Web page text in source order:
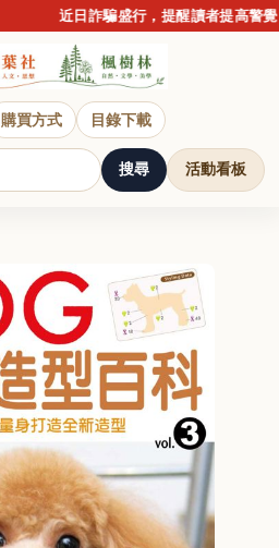
近日詐騙盛行，提醒讀者提高警覺
購買方式 目錄下載
搜尋 活動看板